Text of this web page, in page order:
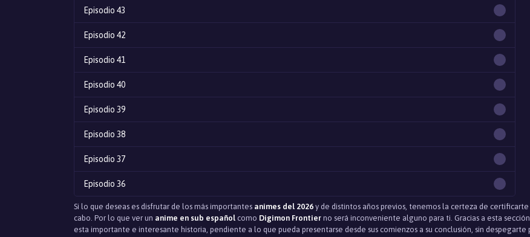
Episodio 43
Episodio 42
Episodio 41
Episodio 40
Episodio 39
Episodio 38
Episodio 37
Episodio 36
Episodio 35
Episodio 34
Si lo que deseas es disfrutar de los más importantes animes del 2026 y de distintos años previos, tenemos la certeza de
cabo. Por lo que ver un anime en sub español como Digimon Frontier no será inconveniente alguno para ti. Gracias a esta
esta importante e interesante historia, pendiente a lo que pueda presentarse desde sus comienzos a su conclusión, sin